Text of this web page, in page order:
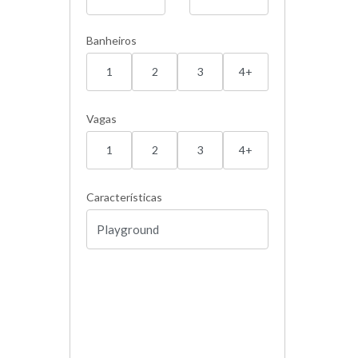
Banheiros
1 2 3 4+
Vagas
1 2 3 4+
Características